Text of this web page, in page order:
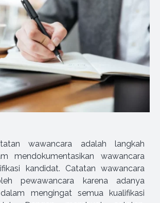
wawancara adalah langkah
mendokumentasikan wawancara
kandidat. Catatan wawancara
pewawancara karena adanya
mengingat semua kualifikasi